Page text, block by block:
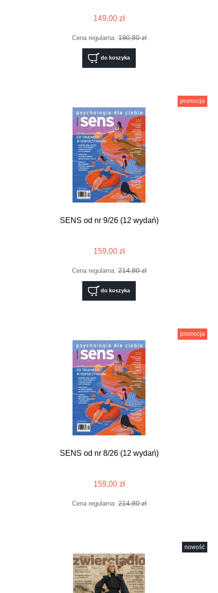
149,00 zł
Cena regularna:190,80 zł
do koszyka
SENS od nr 9/26 (12 wydań)
159,00 zł
Cena regularna:214,80 zł
do koszyka
promocja
SENS od nr 8/26 (12 wydań)
159,00 zł
Cena regularna:214,80 zł
promocja
nowość